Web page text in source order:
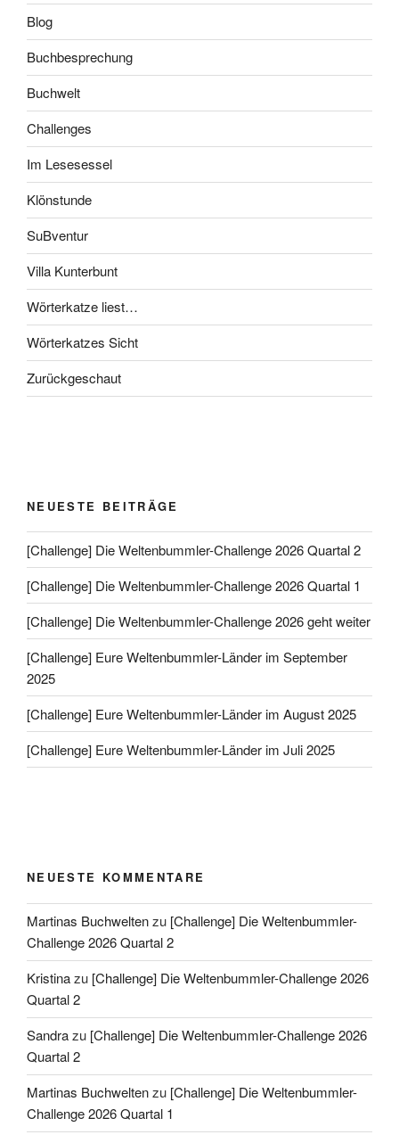
Blog
Buchbesprechung
Buchwelt
Challenges
Im Lesesessel
Klönstunde
SuBventur
Villa Kunterbunt
Wörterkatze liest…
Wörterkatzes Sicht
Zurückgeschaut
NEUESTE BEITRÄGE
[Challenge] Die Weltenbummler-Challenge 2026 Quartal 2
[Challenge] Die Weltenbummler-Challenge 2026 Quartal 1
[Challenge] Die Weltenbummler-Challenge 2026 geht weiter
[Challenge] Eure Weltenbummler-Länder im September
2025
[Challenge] Eure Weltenbummler-Länder im August 2025
[Challenge] Eure Weltenbummler-Länder im Juli 2025
NEUESTE KOMMENTARE
Martinas Buchweltenzu [Challenge] Die Weltenbummler-
Challenge 2026 Quartal 2
Kristinazu [Challenge] Die Weltenbummler-Challenge 2026
Quartal 2
Sandrazu [Challenge] Die Weltenbummler-Challenge 2026
Quartal 2
Martinas Buchweltenzu [Challenge] Die Weltenbummler-
Challenge 2026 Quartal 1